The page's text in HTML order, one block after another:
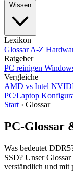
Wissen
Lexikon
Glossar A-Z
Ratgeber
PC reinigen
Vergleiche
AMD vs Intel
PC/Laptop
Start › Glossar
PC-Glossar
Was bedeutet
SSD? Unser
verständlich und mit